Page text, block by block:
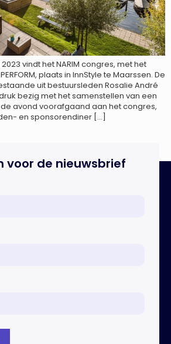
vindt het NARIM congres, met het
plaats in InnStyle te Maarssen. De
uit bestuursleden Rosalie André
bezig met het samenstellen van een
avond voorafgaand aan het congres,
en sponsorendiner […]
voor de nieuwsbrief